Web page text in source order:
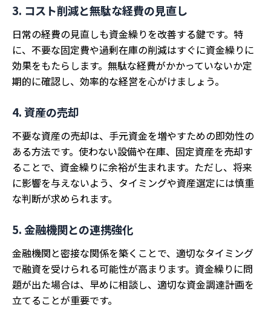
3. コスト削減と無駄な経費の見直し
日常の経費の見直しも資金繰りを改善する鍵です。特
に、不要な固定費や過剰在庫の削減はすぐに資金繰りに
効果をもたらします。無駄な経費がかかっていないか定
期的に確認し、効率的な経営を心がけましょう。
4. 資産の売却
不要な資産の売却は、手元資金を増やすための即効性の
ある方法です。使わない設備や在庫、固定資産を売却す
ることで、資金繰りに余裕が生まれます。ただし、将来
に影響を与えないよう、タイミングや資産選定には慎重
な判断が求められます。
5. 金融機関との連携強化
金融機関と密接な関係を築くことで、適切なタイミング
で融資を受けられる可能性が高まります。資金繰りに問
題が出た場合は、早めに相談し、適切な資金調達計画を
立てることが重要です。